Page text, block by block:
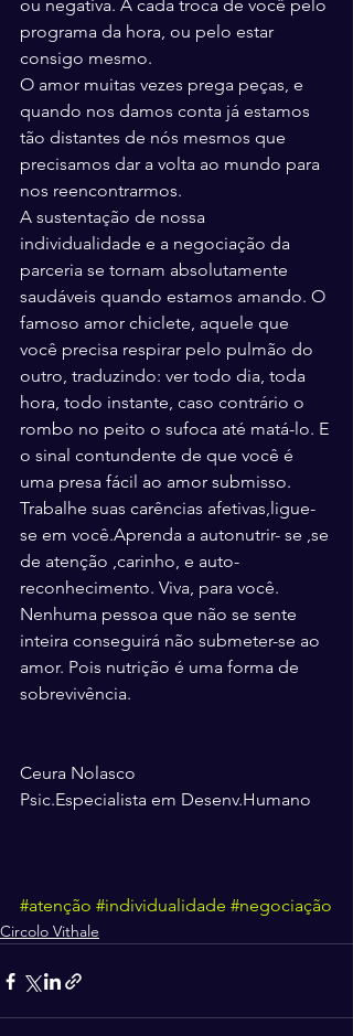
ou negativa. A cada troca de você pelo
programa da hora, ou pelo estar
consigo mesmo.
O amor muitas vezes prega peças, e
quando nos damos conta já estamos
tão distantes de nós mesmos que
precisamos dar a volta ao mundo para
nos reencontrarmos.
A sustentação de nossa
individualidade e a negociação da
parceria se tornam absolutamente
saudáveis quando estamos amando. O
famoso amor chiclete, aquele que
você precisa respirar pelo pulmão do
outro, traduzindo: ver todo dia, toda
hora, todo instante, caso contrário o
rombo no peito o sufoca até matá-lo. E
o sinal contundente de que você é
uma presa fácil ao amor submisso.
Trabalhe suas carências afetivas,ligue-
se em você.Aprenda a autonutrir- se ,se
de atenção ,carinho, e auto-
reconhecimento. Viva, para você.
Nenhuma pessoa que não se sente
inteira conseguirá não submeter-se ao
amor. Pois nutrição é uma forma de
sobrevivência.
Ceura Nolasco
Psic.Especialista em Desenv.Humano
#atenção #individualidade #negociação
Circolo Vithale